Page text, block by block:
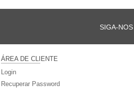
SIGA-NOS
ÁREA DE CLIENTE
Login
Recuperar Password